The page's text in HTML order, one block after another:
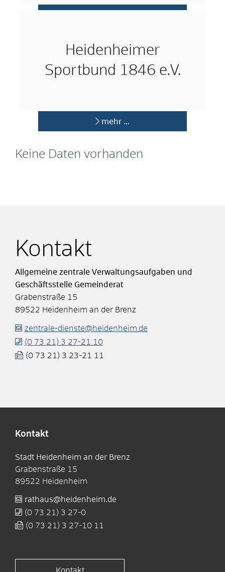
Heidenheimer
Sportbund 1846 e.V.
mehr …
Keine Daten vorhanden
Kontakt
Allgemeine zentrale Verwaltungsaufgaben und
Geschäftsstelle Gemeinderat
Grabenstraße 15
89522 Heidenheim an der Brenz
zentrale-dienste@heidenheim.de
(0 73 21) 3 27-21
10
(0 73 21) 3 23-21 11
Kontakt
Stadt Heidenheim an der Brenz
Grabenstraße 15
89522 Heidenheim
rathaus@heidenheim.de
(0 73 21) 3 27-0
(0 73 21) 3 27-10 11
Kontakt